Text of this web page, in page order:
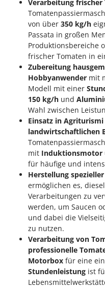
Verarbeitung frischer
von über 350 kg/h
Passata in großen
Produktionsbereiche
frischer Tomaten in
Zubereitung
Hobbyanwender mit
Modell mit einer
150 kg/h und
Wahl zwischen
Einsatz in
landwirtschaftlichen
mit Induktionsmotor
für häufige und
Herstellung spezieller
ermöglichen es,
Verarbeitungen zu
werden, um Saucen
und dabei die
zu nutzen.
Verarbeitung von
professionelle
Motorbox für eine
Stundenleistung ist